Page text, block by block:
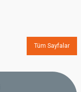
Tüm Sayfalar